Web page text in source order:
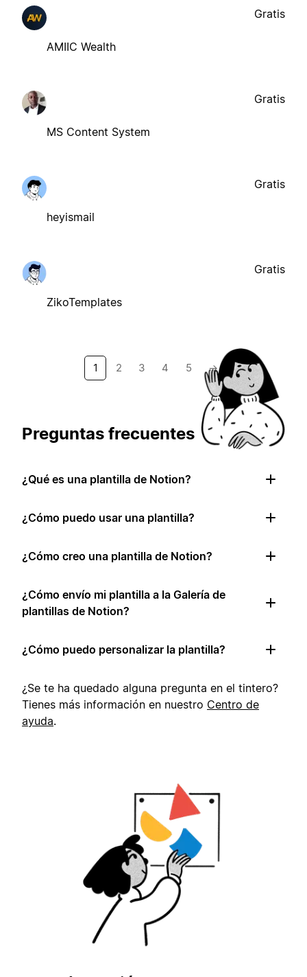
AMIIC Wealth
Gratis
MS Content System
Gratis
heyismail
Gratis
ZikoTemplates
Gratis
1 2 3 4 5 →
Preguntas frecuentes
¿Qué es una plantilla de Notion?
¿Cómo puedo usar una plantilla?
¿Cómo creo una plantilla de Notion?
¿Cómo envío mi plantilla a la Galería de
plantillas de Notion?
¿Cómo puedo personalizar la plantilla?
¿Se te ha quedado alguna pregunta en el tintero?
Tienes más información en nuestro Centro de
ayuda.